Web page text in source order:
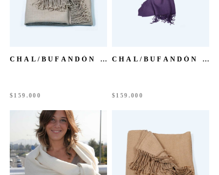
CHAL/BUFANDÓN BABY ALPACA BEIGE
$ 159.000
CHAL/BUFANDÓN BABY ALPACA BERENJENA
$ 159.000